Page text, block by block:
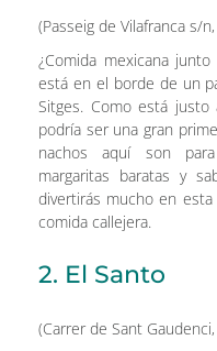
(Passeig de Vilafranca s/
¿Comida mexicana
está en el borde de un
Sitges. Como está
podría ser una gran
nachos aquí son
margaritas baratas y
divertirás mucho en
comida callejera.
2. El Santo
(Carrer de Sant